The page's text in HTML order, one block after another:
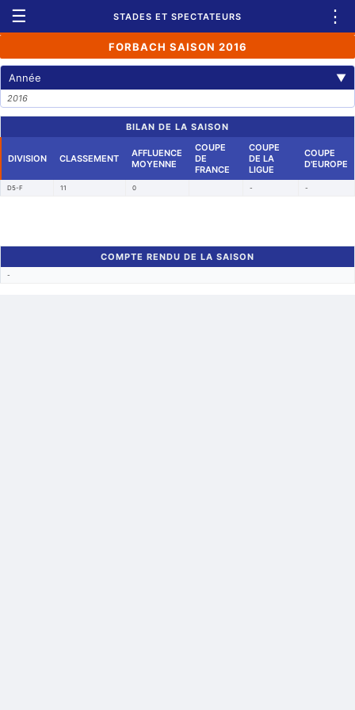
☰ STADES ET SPECTATEURS ⋮
FORBACH SAISON 2016
Année ▼
2016
BILAN DE LA SAISON
DIVISION CLASSEMENT
AFFLUENCE
MOYENNE
COUPE
DE
FRANCE
COUPE
DE LA
LIGUE
COUPE
D'EUROPE
D5-F 11 0 - -
COMPTE RENDU DE LA SAISON
-